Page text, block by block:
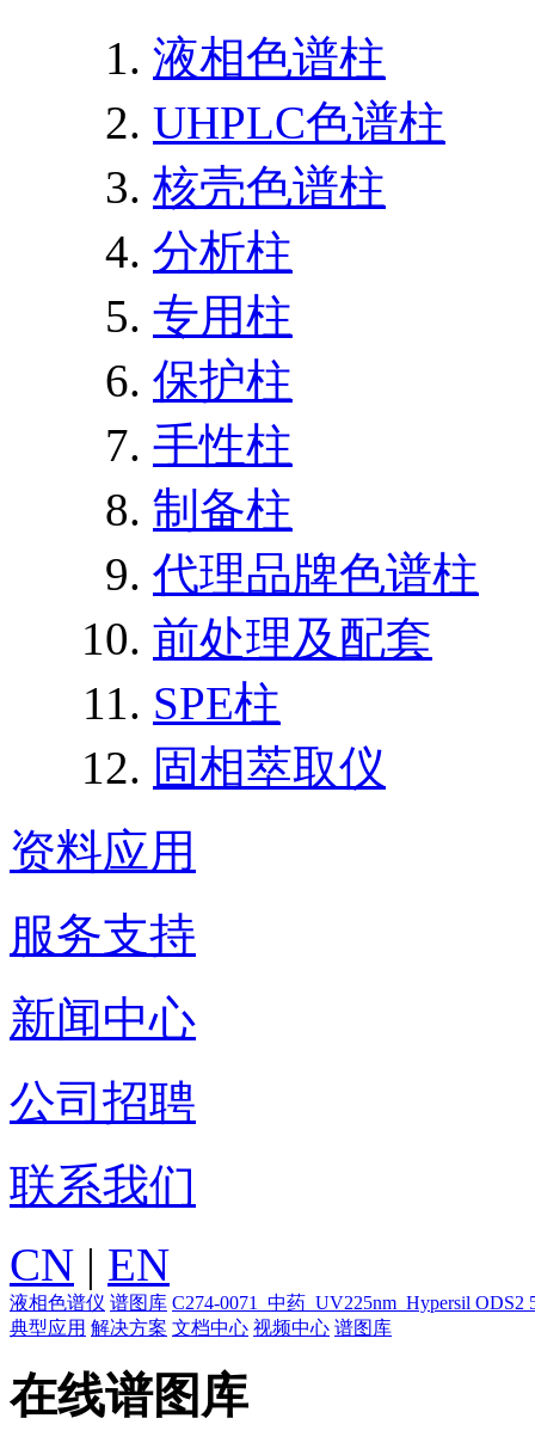
液相色谱柱
UHPLC色谱柱
核壳色谱柱
分析柱
专用柱
保护柱
手性柱
制备柱
代理品牌色谱柱
前处理及配套
SPE柱
固相萃取仪
资料应用
服务支持
新闻中心
公司招聘
联系我们
CN | EN
液相色谱仪 谱图库 C274-0071_中药_UV225nm_Hypersil
典型应用 解决方案 文档中心 视频中心 谱图库
在线谱图库